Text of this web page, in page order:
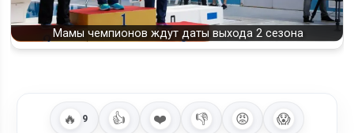
Мамы чемпионов ждут даты выхода 2 сезона
🔥 9 👍 ❤️ 👎 😡 😱